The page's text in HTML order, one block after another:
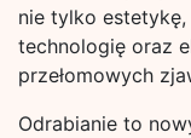
nie tylko
technologię oraz
przełomowych
Odrabianie to